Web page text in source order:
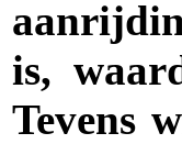
is,
Tevens